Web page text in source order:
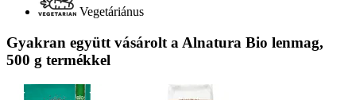
Vegetáriánus
Gyakran együtt vásárolt a Alnatura Bio lenmag,
500 g termékkel